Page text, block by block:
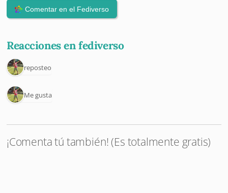
Reacciones en fediverso
1 reposteo
1 Me gusta
¡Comenta tú también! (Es totalmente gratis)